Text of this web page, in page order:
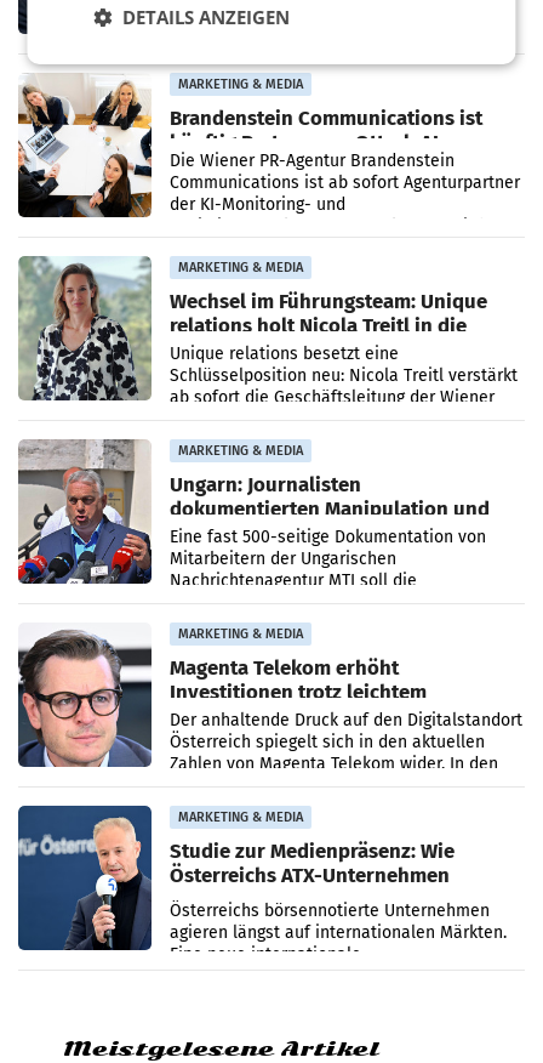
die vom neuen ORF-Chef Clemens Pig
Direktionen abgestimmt werden.
MARKETING & MEDIA
Brandenstein Communications ist
künftig Partner von OtterlyAI
Die Wiener PR-Agentur Brandenstein
Communications ist ab sofort Agenturpartner
der KI-Monitoring- und
MARKETING & MEDIA
Wechsel im Führungsteam: Unique
relations holt Nicola Treitl in die
Geschäftsleitung
Unique relations besetzt eine
Schlüsselposition neu: Nicola Treitl verstärkt
ab sofort die Geschäftsleitung der Wiener
PR-Agentur an der Seite von Josef Kalina und
Anna Kalina-Mahr.
MARKETING & MEDIA
Ungarn: Journalisten
dokumentierten Manipulation und
Zensur
Eine fast 500-seitige Dokumentation von
Mitarbeitern der Ungarischen
Nachrichtenagentur MTI soll die
systematische Nachrichten-Manipulation und
Zensur bei der Agentur während der Zeit
MARKETING & MEDIA
Magenta Telekom erhöht
Investitionen trotz leichtem
Umsatzrückgang
Der anhaltende Druck auf den Digitalstandort
Österreich spiegelt sich in den aktuellen
Zahlen von Magenta Telekom wider. In den
ersten sechs Monaten des laufenden Jahres
verzeichnete
MARKETING & MEDIA
Studie zur Medienpräsenz: Wie
Österreichs ATX-Unternehmen
international wahrgenommen
werden
Österreichs börsennotierte Unternehmen
agieren längst auf internationalen Märkten.
Eine neue internationale
Medienresonanzanalyse untersucht die
Meistgelesene Artikel
DETAILS ANZEIGEN